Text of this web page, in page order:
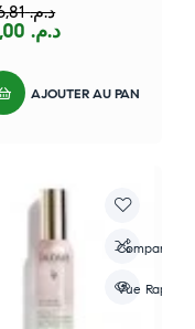
د.م.336,81
د.م.
AJOUTER AU PANIER
Compare
Vue Rapide